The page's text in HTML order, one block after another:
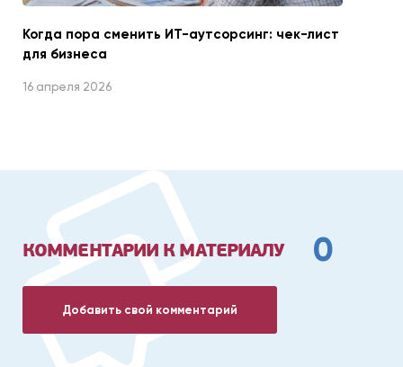
Когда пора сменить ИТ-аутсорсинг: чек-лист
для бизнеса
16 апреля 2026
КОММЕНТАРИИ К МАТЕРИАЛУ 0
Добавить свой комментарий